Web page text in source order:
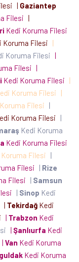
| Gaziantep
Filesi |
Kedi Koruma Filesi
Koruma Filesi
|
Koruma Filesi |
Filesi |
Kedi Koruma Filesi
|
Koruma Filesi
|
Filesi
|
Koruma Filesi
|
Kedi Koruma
Kedi Koruma Filesi
Koruma Filesi
|
Filesi | Rize
Filesi | Samsun
| Sinop Kedi
| Tekirdağ Kedi
| Trabzon Kedi
| Şanlıurfa Kedi
| Van Kedi Koruma
Kedi Koruma